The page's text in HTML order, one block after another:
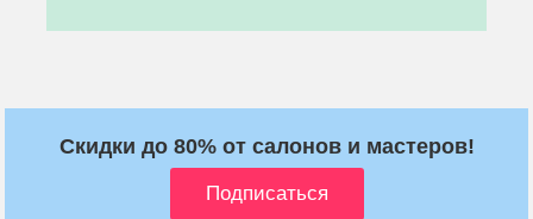
Скидки до 80% от салонов и мастеров!